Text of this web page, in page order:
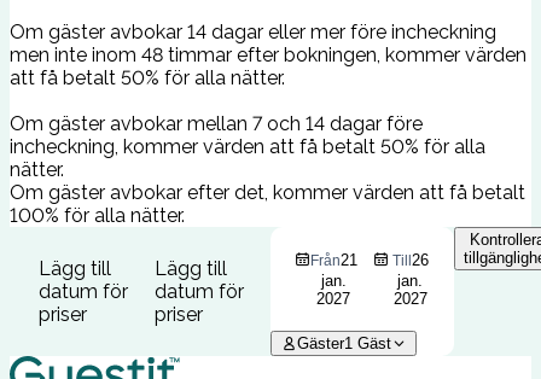
Om gäster avbokar 14 dagar eller mer före incheckning
men inte inom 48 timmar efter bokningen, kommer värden
att få betalt 50% för alla nätter.
Om gäster avbokar mellan 7 och 14 dagar före
incheckning, kommer värden att få betalt 50% för alla
nätter.
Om gäster avbokar efter det, kommer värden att få betalt
100% för alla nätter.
Lägg till
datum för
priser
Lägg till
datum för
priser
Från21
jan.
2027
Till 26
jan.
2027
Gäster1 Gäst